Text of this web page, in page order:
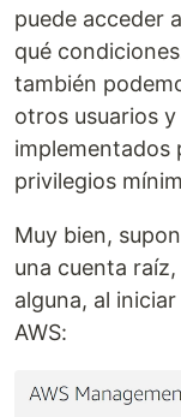
puede acceder
qué
también
otros usuarios
implementados
privilegios
Muy bien,
una cuenta
alguna, al
AWS: